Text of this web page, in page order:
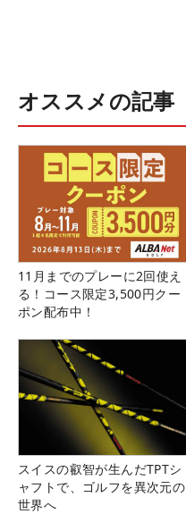
オススメの記事
11月までのプレーに2回使え
る！コース限定3,500円クー
ポン配布中！
スイスの叡智が生んだTPTシ
ャフトで、ゴルフを異次元の
世界へ